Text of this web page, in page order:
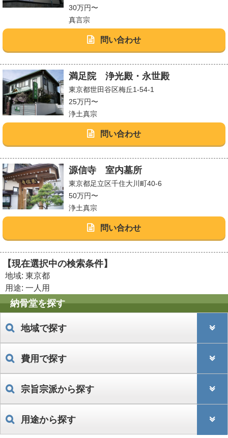
30万円〜
真言宗
問い合わせ
満足院 浄光殿・永世殿
東京都世田谷区梅丘1-54-1
25万円〜
浄土真宗
問い合わせ
源信寺 室内墓所
東京都足立区千住大川町40-6
50万円〜
浄土真宗
問い合わせ
【現在選択中の検索条件】
地域: 東京都
用途: 一人用
納骨堂を探す
地域で探す
費用で探す
宗旨宗派から探す
用途から探す